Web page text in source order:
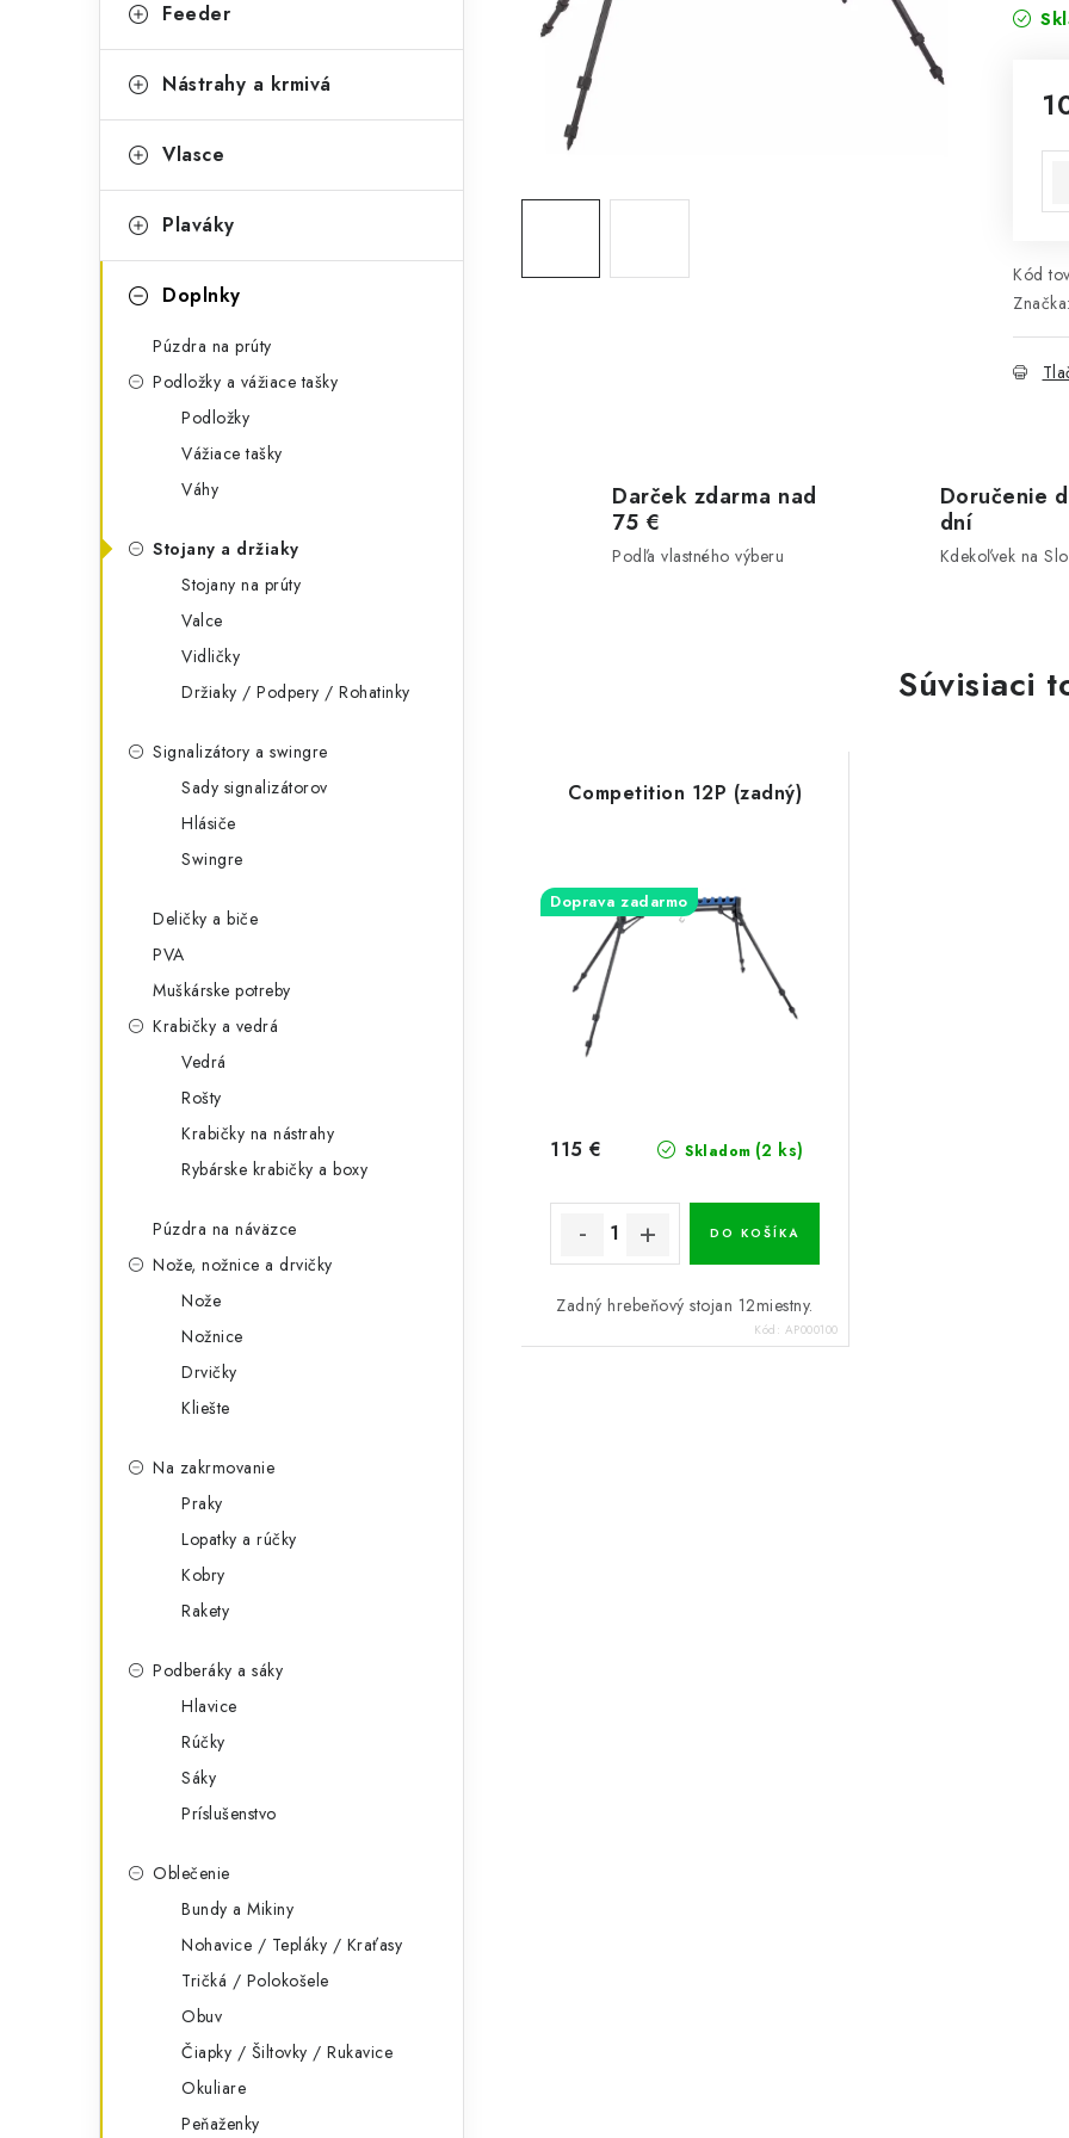
ý
a
n
l
ó
i
Feeder
Nástrahy a krmivá
Vlasce
Plaváky
Doplnky
Púzdra na prúty
Podložky a vážiace tašky
Podložky
Vážiace tašky
Váhy
Stojany a držiaky
Stojany na prúty
Valce
Vidličky
Držiaky / Podpery / Rohatinky
Signalizátory a swingre
Sady signalizátorov
Hlásiče
Swingre
Deličky a biče
PVA
Muškárske potreby
Krabičky a vedrá
Vedrá
Rošty
Krabičky na nástrahy
Rybárske krabičky a boxy
Púzdra na náväzce
Nože, nožnice a drvičky
Nože
Nožnice
Drvičky
Kliešte
Na zakrmovanie
Praky
Lopatky a rúčky
Kobry
Rakety
Podberáky a sáky
Hlavice
Rúčky
Sáky
Príslušenstvo
Oblečenie
Bundy a Mikiny
Nohavice / Tepláky / Kraťasy
Tričká / Polokošele
Obuv
Čiapky / Šiltovky / Rukavice
Okuliare
Peňaženky
Kód
Darček zdarma nad
75 €
Podľa vlastného výberu
Doručenie
dní
Kdekoľvek na
Súvisiaci
Competition 12P (zadný)
Doprava zadarmo
Skladom (2 ks)
115 €
DO KOŠÍKA
Zadný hrebeňový stojan 12miestny.
Kód: AP000100